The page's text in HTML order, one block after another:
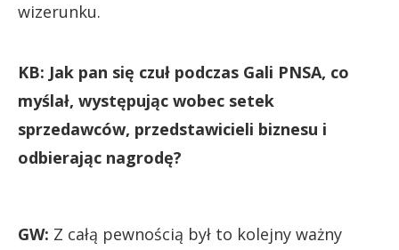
wizerunku.
KB: Jak pan się czuł podczas Gali PNSA, co
myślał, występując wobec setek
sprzedawców, przedstawicieli biznesu i
odbierając nagrodę?
GW: Z całą pewnością był to kolejny ważny